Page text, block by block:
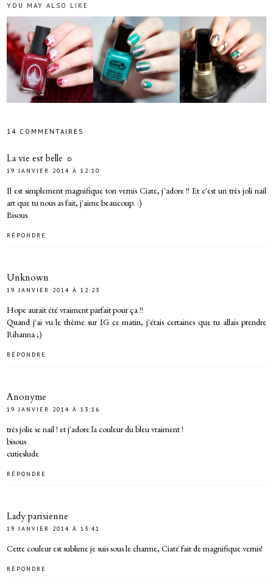
YOU MAY ALSO LIKE
14 COMMENTAIRES
La vie est belle ☼
19 JANVIER 2014 À 12:10
Il est simplement magnifique ton vernis Ciate, j'adore !! Et c'est un très joli nail
art que tu nous as fait, j'aime beaucoup. :)
Bisous
RÉPONDRE
Unknown
19 JANVIER 2014 À 12:23
Hope aurait été vraiment parfait pour ça !!
Quand j'ai vu le thème sur IG ce matin, j'étais certaines que tu allais prendre
Rihanna ;)
RÉPONDRE
Anonyme
19 JANVIER 2014 À 13:16
très jolie se nail ! et j'adore la couleur du bleu vraiment !
bisous
cutieslude
RÉPONDRE
Lady parisienne
19 JANVIER 2014 À 13:41
Cette couleur est sublime je suis sous le charme, Ciaté fait de magnifique vernis!
RÉPONDRE